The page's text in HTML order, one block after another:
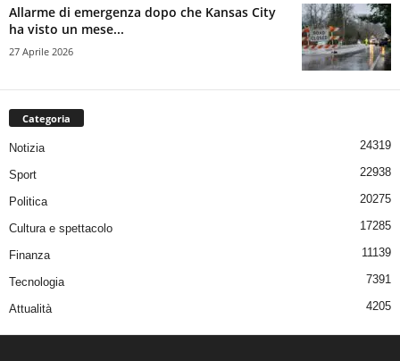
Allarme di emergenza dopo che Kansas City
ha visto un mese...
27 Aprile 2026
Categoria
Notizia 24319
Sport 22938
Politica 20275
Cultura e spettacolo 17285
Finanza 11139
Tecnologia 7391
Attualità 4205